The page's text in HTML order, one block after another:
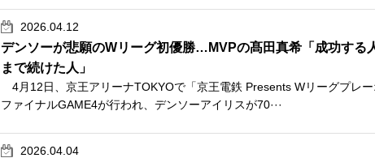
2026.04.12
デンソーが悲願のWリーグ初優勝…MVPの髙田真希「成功する
まで続けた人」
4月12日、京王アリーナTOKYOで「京王電鉄 Presents Wリーグプレー
ファイナルGAME4が行われ、デンソーアイリスが70···
2026.04.04